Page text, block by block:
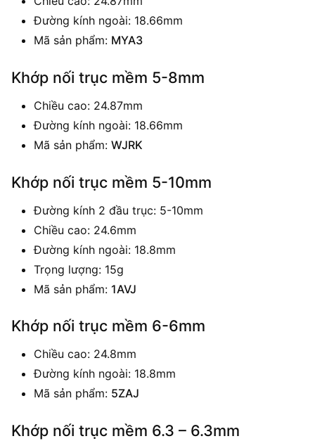
Đường kính ngoài: 18.66mm
Mã sản phẩm: MYA3
Khớp nối trục mềm 5-8mm
Chiều cao: 24.87mm
Đường kính ngoài: 18.66mm
Mã sản phẩm: WJRK
Khớp nối trục mềm 5-10mm
Đường kính 2 đầu trục: 5-10mm
Chiều cao: 24.6mm
Đường kính ngoài: 18.8mm
Trọng lượng: 15g
Mã sản phẩm: 1AVJ
Khớp nối trục mềm 6-6mm
Chiều cao: 24.8mm
Đường kính ngoài: 18.8mm
Mã sản phẩm: 5ZAJ
Khớp nối trục mềm 6.3 – 6.3mm